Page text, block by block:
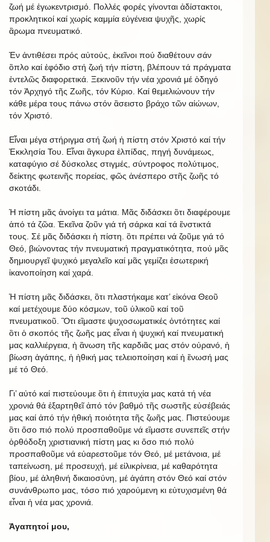
ζωή μέ ἐγωκεντρισμό. Πολλές φορές γίνονται ἀδίστακτοι,
προκλητικοί καί χωρίς καμμία εὐγένεια ψυχῆς, χωρίς
ἂρωμα πνευματικό.
Ἐν ἀντιθέσει πρός αὐτούς, ἐκεῖνοι πού διαθέτουν σάν
ὃπλο καί ἐφόδιο στή ζωή τήν πίστη, βλέπουν τά πράγματα
ἐντελῶς διαφορετικά. Ξεκινοῦν τήν νέα χρονιά μέ ὁδηγό
τόν Ἀρχηγό τῆς Ζωῆς, τόν Κύριο. Καί θεμελιώνουν τήν
κάθε μέρα τους πάνω στόν ἂσειστο βράχο τῶν αἰώνων,
τόν Χριστό.
Εἶναι μέγα στήριγμα στή ζωή ἡ πίστη στόν Χριστό καί τήν
Ἐκκλησία Του. Εἶναι ἂγκυρα ἐλπίδας, πηγή δυνάμεως,
καταφύγιο σέ δύσκολες στιγμές, σύντροφος πολύτιμος,
δείκτης φωτεινῆς πορείας, φῶς ἀνέσπερο στῆς ζωῆς τό
σκοτάδι.
Ἡ πίστη μᾶς ἀνοίγει τα μάτια. Μᾶς διδάσκει ὃτι διαφέρουμε
ἀπό τά ζῶα. Ἐκεῖνα ζοῦν γιά τή σάρκα καί τά ἒνστικτά
τους. Σέ μᾶς διδάσκει ἡ πίστη. ὃτι πρέπει νά ζοῦμε γιά τό
Θεό, βιώνοντας τήν πνευματική πραγματικότητα, πού μᾶς
δημιουργεῖ ψυχικό μεγαλεῖο καί μᾶς γεμίζει ἐσωτερική
ἱκανοποίηση καί χαρά.
Ἡ πίστη μᾶς διδάσκει, ὃτι πλαστήκαμε κατ’ εἰκόνα Θεοῦ
καί μετέχουμε δύο κόσμων, τοῦ ὑλικοῦ καί τοῦ
πνευματικοῦ. Ὃτι εἲμαστε ψυχοσωματικές ὀντότητες καί
ὃτι ὁ σκοπός τῆς ζωῆς μας εἶναι ἡ ψυχική καί πνευματική
μας καλλιέργεια, ἡ ἂνωση τῆς καρδιᾶς μας στόν οὐρανό, ἡ
βίωση ἀγάπης, ἡ ἠθική μας τελειοποίηση καί ἡ ἓνωσή μας
μέ τό Θεό.
Γι’ αὐτό καί πιστεύουμε ὃτι ἡ ἐπιτυχία μας κατά τή νέα
χρονιά θά ἐξαρτηθεῖ ἀπό τόν βαθμό τῆς σωστῆς εὐσέβειάς
μας καί ἀπό τήν ἠθική ποιότητα τῆς ζωῆς μας. Πιστεύουμε
ὃτι ὅσο πιό πολύ προσπαθοῦμε νά εἲμαστε συνεπεῖς στήν
ὀρθόδοξη χριστιανική πίστη μας κι ὅσο πιό πολύ
προσπαθοῦμε νά εὐαρεστοῦμε τόν Θεό, μέ μετάνοια, μέ
ταπείνωση, μέ προσευχή, μέ εἰλικρίνεια, μέ καθαρότητα
βίου, μέ ἀληθινή δικαιοσύνη, μέ ἀγάπη στόν Θεό καί στόν
συνάνθρωπο μας, τόσο πιό χαρούμενη κι εὐτυχισμένη θά
εἶναι ἡ νέα μας χρονιά.
Ἀγαπητοί μου,